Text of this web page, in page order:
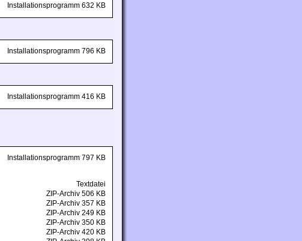
Installationsprogramm 632 KB
Installationsprogramm 796 KB
Installationsprogramm 416 KB
Installationsprogramm 797 KB
Textdatei
ZIP-Archiv 506 KB
ZIP-Archiv 357 KB
ZIP-Archiv 249 KB
ZIP-Archiv 350 KB
ZIP-Archiv 420 KB